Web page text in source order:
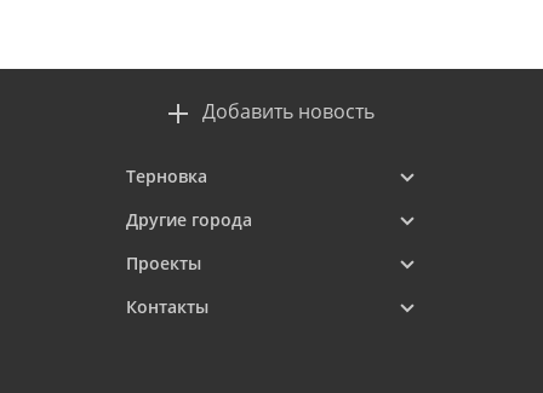
Добавить новость
Терновка
Другие города
Проекты
Контакты